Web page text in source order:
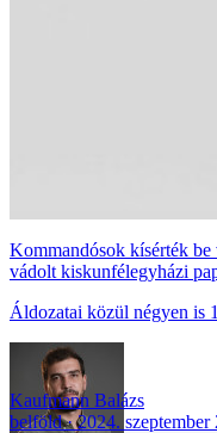
Kommandósok kísérték be
vádolt kiskunfélegyházi
Áldozatai közül négyen is
Kaufmann Balázs
belföld
2024. szeptember